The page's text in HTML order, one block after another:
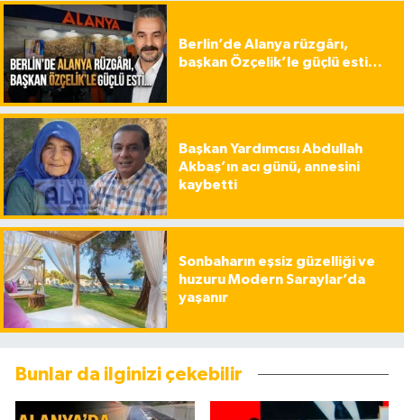
Berlin’de Alanya rüzgârı,
başkan Özçelik’le güçlü esti…
Başkan Yardımcısı Abdullah
Akbaş’ın acı günü, annesini
kaybetti
Sonbaharın eşsiz güzelliği ve
huzuru Modern Saraylar’da
yaşanır
Bunlar da ilginizi çekebilir